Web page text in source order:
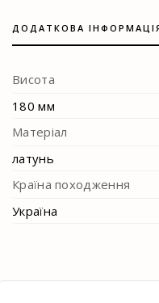
ДОДАТКОВА
Висота
180 мм
Матеріал
латунь
Країна походження
Україна